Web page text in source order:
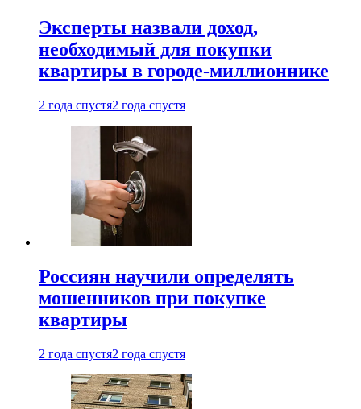
Эксперты назвали доход,
необходимый для покупки
квартиры в городе-миллионнике
2 года спустя2 года спустя
Россиян научили определять
мошенников при покупке
квартиры
2 года спустя2 года спустя